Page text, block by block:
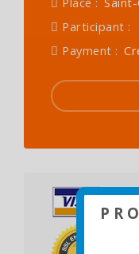
P R
Participant :
Payment :